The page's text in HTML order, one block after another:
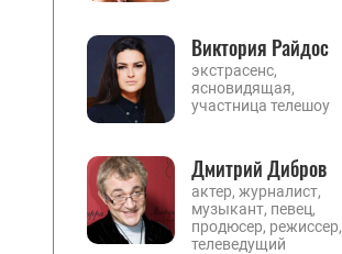
Виктория Райдос
экстрасенс,
ясновидящая,
участница телешоу
Дмитрий Дибров
актер, журналист,
музыкант, певец,
продюсер, режиссер,
телеведущий